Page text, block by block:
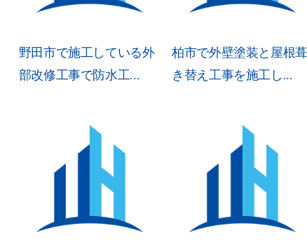
野田市で施工している外
部改修工事で防水工...
柏市で外壁塗装と屋根
き替え工事を施工し...